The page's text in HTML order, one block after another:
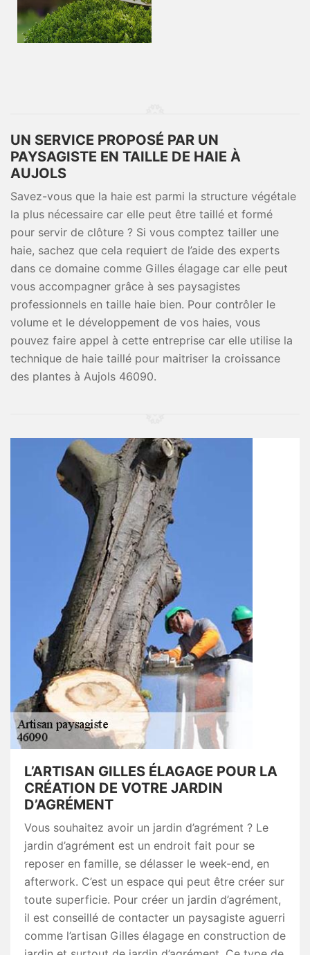
UN SERVICE PROPOSÉ PAR UN
PAYSAGISTE EN TAILLE DE HAIE À
AUJOLS
Savez-vous que la haie est parmi la structure végétale
la plus nécessaire car elle peut être taillé et formé
pour servir de clôture ? Si vous comptez tailler une
haie, sachez que cela requiert de l’aide des experts
dans ce domaine comme Gilles élagage car elle peut
vous accompagner grâce à ses paysagistes
professionnels en taille haie bien. Pour contrôler le
volume et le développement de vos haies, vous
pouvez faire appel à cette entreprise car elle utilise la
technique de haie taillé pour maitriser la croissance
des plantes à Aujols 46090.
L’ARTISAN GILLES ÉLAGAGE POUR LA
CRÉATION DE VOTRE JARDIN
D’AGRÉMENT
Vous souhaitez avoir un jardin d’agrément ? Le
jardin d’agrément est un endroit fait pour se
reposer en famille, se délasser le week-end, en
afterwork. C’est un espace qui peut être créer sur
toute superficie. Pour créer un jardin d’agrément,
il est conseillé de contacter un paysagiste aguerri
comme l’artisan Gilles élagage en construction de